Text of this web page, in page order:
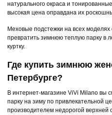
натурального окраса и
высокая цена оправдана их
Меховые подстежки на всех
превратить зимнюю теплую парку в
куртку.
Где купить зимнюю
Петербурге?
В интернет-магазине ViVi Milano вы
парку на зиму по привлекательной
производителем недорогой